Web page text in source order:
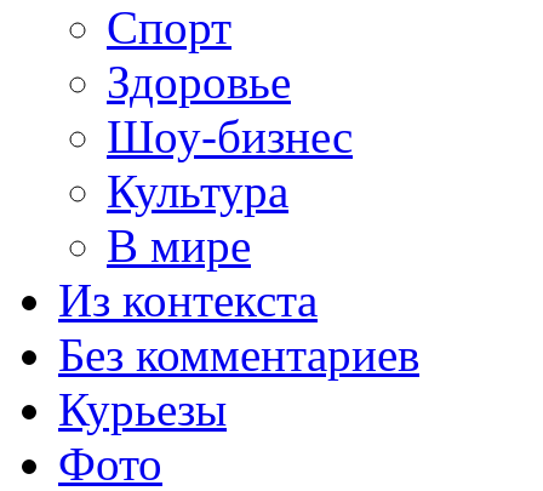
Спорт
Здоровье
Шоу-бизнес
Культура
В мире
Из контекста
Без комментариев
Курьезы
Фото